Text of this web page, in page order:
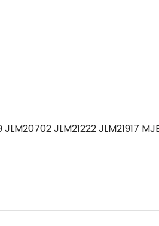
JLM21222 JLM21917